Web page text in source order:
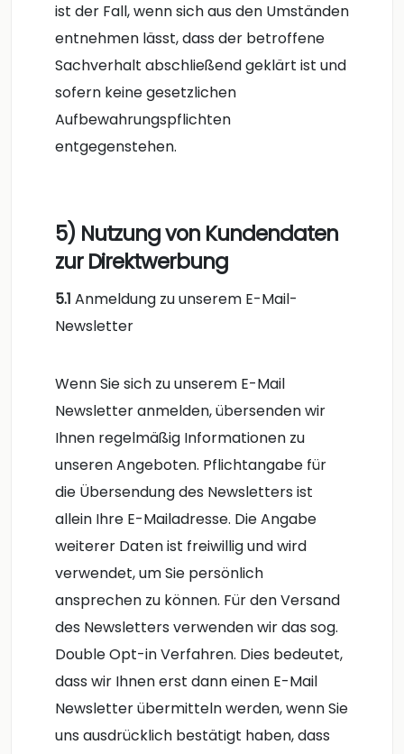
ist der Fall, wenn sich aus den Umständen
entnehmen lässt, dass der betroffene
Sachverhalt abschließend geklärt ist und
sofern keine gesetzlichen
Aufbewahrungspflichten
entgegenstehen.
5) Nutzung von Kundendaten
zur Direktwerbung
5.1 Anmeldung zu unserem E-Mail-
Newsletter
Wenn Sie sich zu unserem E-Mail
Newsletter anmelden, übersenden wir
Ihnen regelmäßig Informationen zu
unseren Angeboten. Pflichtangabe für
die Übersendung des Newsletters ist
allein Ihre E-Mailadresse. Die Angabe
weiterer Daten ist freiwillig und wird
verwendet, um Sie persönlich
ansprechen zu können. Für den Versand
des Newsletters verwenden wir das sog.
Double Opt-in Verfahren. Dies bedeutet,
dass wir Ihnen erst dann einen E-Mail
Newsletter übermitteln werden, wenn Sie
uns ausdrücklich bestätigt haben, dass